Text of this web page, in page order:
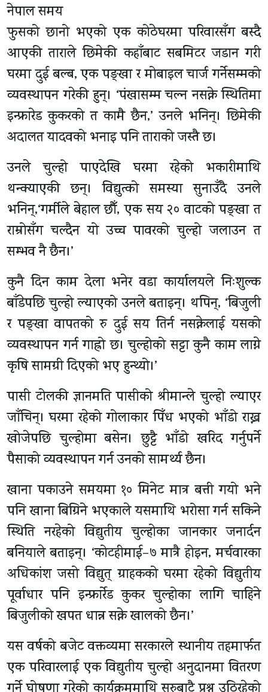
नेपाल समय
फुसको छानो भएको एक कोठेघरमा परिवारसँग बस्दै
आएकी ताराले छिमेकी कहाँबाट सबमिटर जडान गरी
घरमा दुई बल्ब, एक पङ्खा र मोबाइल चार्ज गर्नेसम्मको
व्यवस्थापन गरेकी हुन्। ‘पंखासम्म चल्न नसक्ने स्थितिमा
इन्फ्रारेड कुकरको त कामै छैन,’ उनले भनिन्। छिमेकी
अदालत यादवको भनाइ पनि ताराको जस्तै छ।
उनले चुल्हो पाएदेखि घरमा रहेको भकारीमाथि
थन्क्याएकी छन्। विद्युत्को समस्या सुनाउँदै उनले
भनिन्,‘गर्मीले बेहाल छौँ, एक सय २० वाटको पङ्खा त
राम्रोसँग चल्दैन यो उच्च पावरको चुल्हो जलाउन त
सम्भव नै छैन।’
कुनै दिन काम देला भनेर वडा कार्यालयले निःशुल्क
बाँडेपछि चुल्हो ल्याएको उनले बताइन्। थपिन्, ‘बिजुली
र पङ्खा वापतको रु दुई सय तिर्न नसक्नेलाई यसको
व्यवस्थापन गर्न गाह्रो छ। चुल्होको सट्टा कुनै काम लाग्ने
कृषि सामग्री दिएको भए हुन्थ्यो।’
पासी टोलकी ज्ञानमति पासीको श्रीमान्ले चुल्हो ल्याएर
जाँचिन्। घरमा रहेको गोलाकार पिँध भएको भाँडो राख्न
खोजेपछि चुल्होमा बसेन। छुट्टै भाँडो खरिद गर्नुपर्ने
पैसाको व्यवस्थापन गर्न उनको सामर्थ्य छैन।
खाना पकाउने समयमा १० मिनेट मात्र बत्ती गयो भने
पनि खाना बिग्रिने भएकाले यसमाथि भरोसा गर्न सकिने
स्थिति नरहेको विद्युतीय चुल्होका जानकार जनार्दन
बनियाले बताइन्। ‘कोटहीमाई–७ मात्रै होइन, मर्चवारका
अधिकांश जसो विद्युत् ग्राहकको घरमा रहेको विद्युतीय
पूर्वाधार पनि इन्फ्रार्रेड कुकर चुल्होका लागि चाहिने
बिजुलीको खपत धान्न सक्ने खालको छैन।’
यस वर्षको बजेट वक्तव्यमा सरकारले स्थानीय तहमार्फत
एक परिवारलाई एक विद्युतीय चुल्हो अनुदानमा वितरण